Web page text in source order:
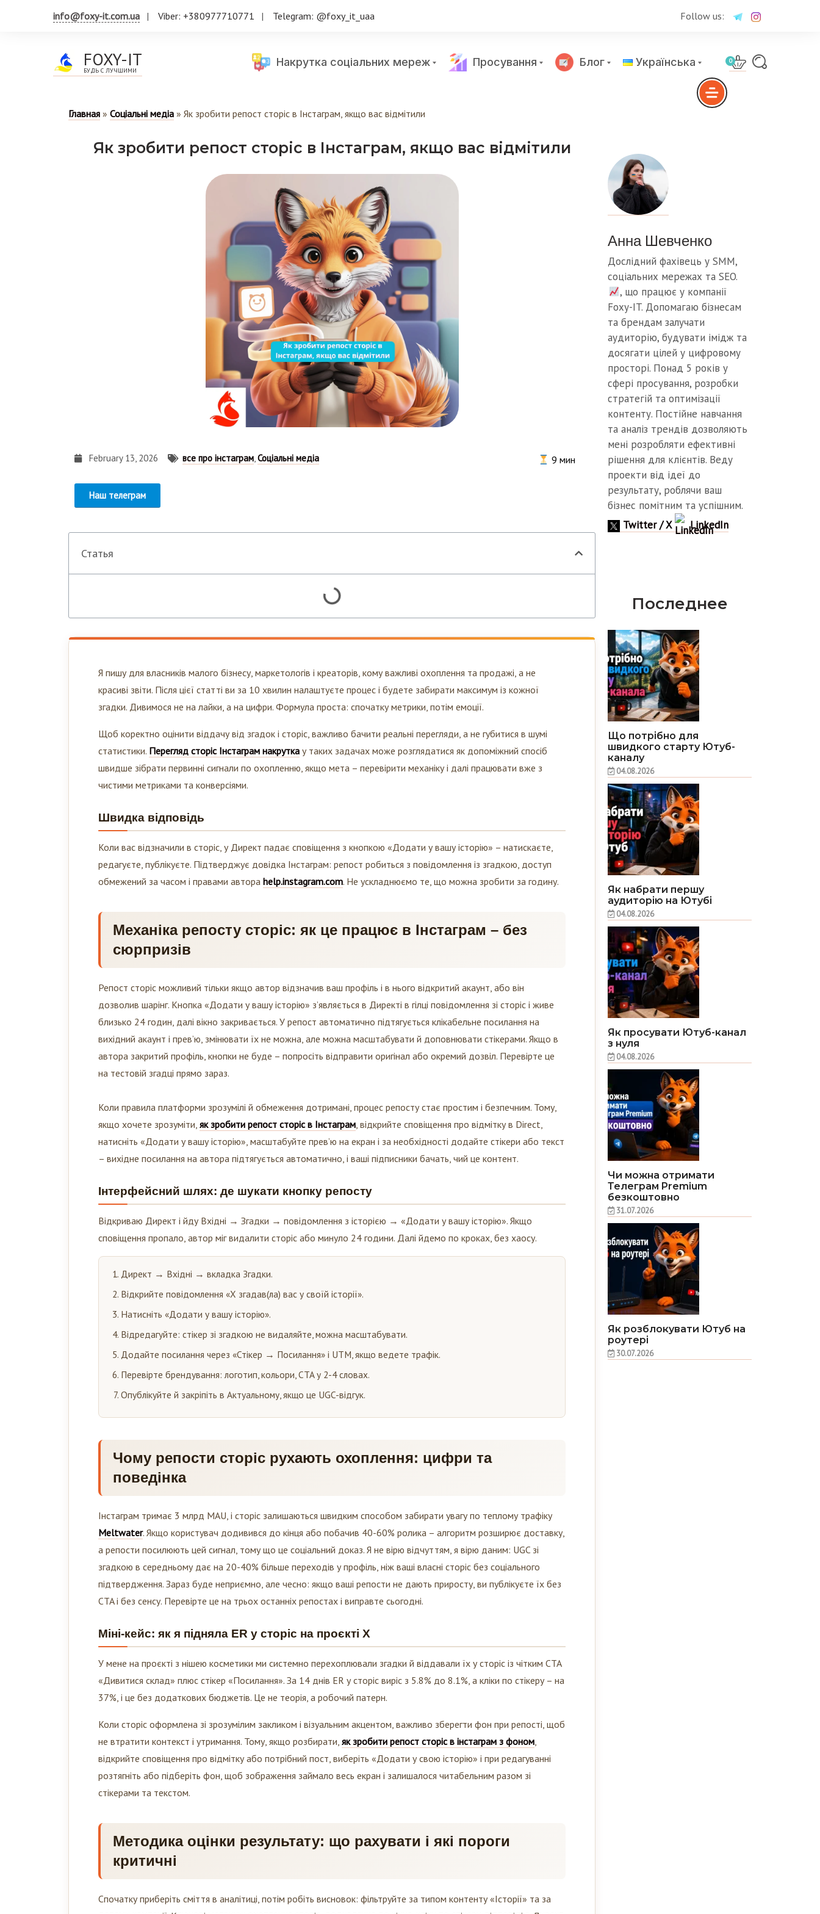
info@foxy-it.com.ua Viber: +380977710771 Telegram: @foxy_it_uaa Follow us:
FOXY-IT
БУДЬ С ЛУЧШИМИ
Накрутка соціальних мереж Просування Блог Українська 0
Главная » Соціальні медіа » Як зробити репост сторіс в Інстаграм, якщо вас відмітили
Як зробити репост сторіс в Інстаграм, якщо вас відмітили
February 13, 2026 все про інстаграм,Соціальні медіа
Наш телеграм
9 мин
Статья
Я пишу для власників малого бізнесу, маркетологів і креаторів, кому важливі охоплення та продажі, а не
красиві звіти. Після цієї статті ви за 10 хвилин налаштуєте процес і будете забирати максимум із кожної
згадки. Дивимося не на лайки, а на цифри. Формула проста: спочатку метрики, потім емоції.
Щоб коректно оцінити віддачу від згадок і сторіс, важливо бачити реальні перегляди, а не губитися в шумі
статистики. Перегляд сторіс Інстаграм накрутка у таких задачах може розглядатися як допоміжний спосіб
швидше зібрати первинні сигнали по охопленню, якщо мета – перевірити механіку і далі працювати вже з
чистими метриками та конверсіями.
Швидка відповідь
Коли вас відзначили в сторіс, у Директ падає сповіщення з кнопкою «Додати у вашу історію» – натискаєте,
редагуєте, публікуєте. Підтверджує довідка Інстаграм: репост робиться з повідомлення із згадкою, доступ
обмежений за часом і правами автора help.instagram.com. Не ускладнюємо те, що можна зробити за годину.
Механіка репосту сторіс: як це працює в Інстаграм – без
сюрпризів
Репост сторіс можливий тільки якщо автор відзначив ваш профіль і в нього відкритий акаунт, або він
дозволив шарінг. Кнопка «Додати у вашу історію» з’являється в Директі в гілці повідомлення зі сторіс і живе
близько 24 годин, далі вікно закривається. У репост автоматично підтягується клікабельне посилання на
вихідний акаунт і прев’ю, змінювати їх не можна, але можна масштабувати й доповнювати стікерами. Якщо в
автора закритий профіль, кнопки не буде – попросіть відправити оригінал або окремий дозвіл. Перевірте це
на тестовій згадці прямо зараз.
Коли правила платформи зрозумілі й обмеження дотримані, процес репосту стає простим і безпечним. Тому,
якщо хочете зрозуміти, як зробити репост сторіс в Інстаграм , відкрийте сповіщення про відмітку в Direct,
натисніть «Додати у вашу історію», масштабуйте прев’ю на екран і за необхідності додайте стікери або текст
– вихідне посилання на автора підтягується автоматично, і ваші підписники бачать, чий це контент.
Інтерфейсний шлях: де шукати кнопку репосту
Відкриваю Директ і йду Вхідні → Згадки → повідомлення з історією → «Додати у вашу історію». Якщо
сповіщення пропало, автор міг видалити сторіс або минуло 24 години. Далі йдемо по кроках, без хаосу.
Директ → Вхідні → вкладка Згадки.
Відкрийте повідомлення «X згадав(ла) вас у своїй історії».
Натисніть «Додати у вашу історію».
Відредагуйте: стікер зі згадкою не видаляйте, можна масштабувати.
Додайте посилання через «Стікер → Посилання» і UTM, якщо ведете трафік.
Перевірте брендування: логотип, кольори, CTA у 2-4 словах.
Опублікуйте й закріпіть в Актуальному, якщо це UGC-відгук.
Чому репости сторіс рухають охоплення: цифри та
поведінка
Інстаграм тримає 3 млрд MAU, і сторіс залишаються швидким способом забирати увагу по теплому трафіку
Meltwater. Якщо користувач додивився до кінця або побачив 40-60% ролика – алгоритм розширює доставку,
а репости посилюють цей сигнал, тому що це соціальний доказ. Я не вірю відчуттям, я вірю даним: UGC зі
згадкою в середньому дає на 20-40% більше переходів у профіль, ніж ваші власні сторіс без соціального
підтвердження. Зараз буде неприємно, але чесно: якщо ваші репости не дають приросту, ви публікуєте їх без
CTA і без сенсу. Перевірте це на трьох останніх репостах і виправте сьогодні.
Міні-кейс: як я підняла ER у сторіс на проєкті Х
У мене на проєкті з нішею косметики ми системно перехоплювали згадки й віддавали їх у сторіс із чітким CTA
«Дивитися склад» плюс стікер «Посилання». За 14 днів ER у сторіс виріс з 5.8% до 8.1%, а кліки по стікеру – на
37%, і це без додаткових бюджетів. Це не теорія, а робочий патерн.
Коли сторіс оформлена зі зрозумілим закликом і візуальним акцентом, важливо зберегти фон при репості, щоб
не втратити контекст і утримання. Тому, якщо розбирати, як зробити репост сторіс в інстаграм з фоном
відкрийте сповіщення про відмітку або потрібний пост, виберіть «Додати у свою історію» і при редагуванні
розтягніть або підберіть фон, щоб зображення займало весь екран і залишалося читабельним разом зі
стікерами та текстом.
Методика оцінки результату: що рахувати і які пороги
критичні
Спочатку приберіть сміття в аналітиці, потім робіть висновок: фільтруйте за типом контенту «Історії» та за
Анна Шевченко
Дослідний фахівець у SMM,
соціальних мережах та SEO.
, що працює у компанії
Foxy-IT. Допомагаю бізнесам
та брендам залучати
аудиторію, будувати імідж та
досягати цілей у цифровому
просторі. Понад 5 років у
сфері просування, розробки
стратегій та оптимізації
контенту. Постійне навчання
та аналіз трендів дозволяють
мені розробляти ефективні
рішення для клієнтів. Веду
проекти від ідеї до
результату, роблячи ваш
бізнес помітним та успішним.
Twitter / X
LinkedIn
Последнее
Що потрібно для
швидкого старту Ютуб-
каналу
04.08.2026
Як набрати першу
аудиторію на Ютубі
04.08.2026
Як просувати Ютуб-канал
з нуля
04.08.2026
Чи можна отримати
Телеграм Premium
безкоштовно
31.07.2026
Як розблокувати Ютуб на
роутері
30.07.2026